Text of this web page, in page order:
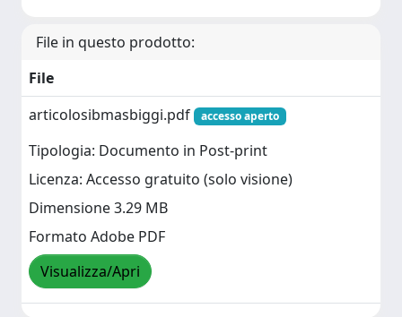
File in questo prodotto:
File
articolosibmasbiggi.pdf
accesso aperto
Tipologia: Documento in Post-print
Licenza: Accesso gratuito (solo visione)
Dimensione 3.29 MB
Formato Adobe PDF
Visualizza/Apri